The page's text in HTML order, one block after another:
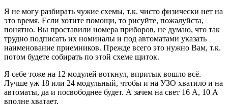
Я не могу разбирать чужие схемы, т.к. чисто физически нет на
это время. Если хотите помощи, то рисуйте, пожалуйста,
понятно. Вы проставили номера приборов, не думаю, что так
трудно подписать их номиналы и под автоматами указать
наименование приемников. Прежде всего это нужно Вам, т.к.
потом будете собирать по этой схеме щиток.
Я себе тоже на 12 модулей воткнул, впритык вошло всё.
Лучше уж 18 или 24 модульный, чтобы и на УЗО хватило и на
автоматы, да и посвободнее будет. А зачем на свет 16 А, 10 А
вполне хватает.